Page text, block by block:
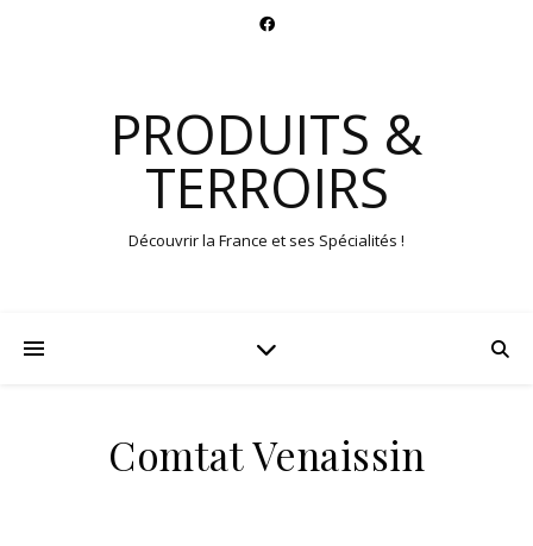
PRODUITS &
TERROIRS
Découvrir la France et ses Spécialités !
Comtat Venaissin